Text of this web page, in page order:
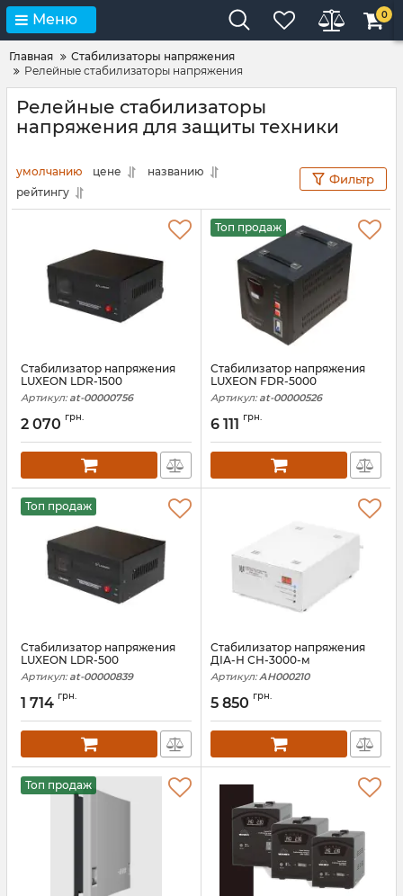
Меню 0
Главная
Стабилизаторы напряжения
Релейные стабилизаторы напряжения
Релейные стабилизаторы
напряжения для защиты техники
умолчанию цене
названию
рейтингу
Фильтр
Стабилизатор напряжения
LUXEON LDR-1500
Артикул: at-00000756
2 070 грн.
Топ продаж
Стабилизатор напряжения
LUXEON FDR-5000
Артикул: at-00000526
6 111 грн.
Топ продаж
Стабилизатор напряжения
LUXEON LDR-500
Артикул: at-00000839
1 714 грн.
Стабилизатор напряжения
ДІА-Н СН-3000-м
Артикул: АН000210
5 850 грн.
Топ продаж